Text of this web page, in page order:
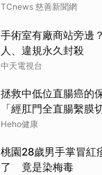
TCnews 慈善新聞網
手術室有廠商站旁邊
人、違規永久封殺
中天電視台
拯救中低位直腸癌的
「經肛門全直腸繫膜
Heho健康
桃園28歲男手掌冒紅
了 竟是染梅毒